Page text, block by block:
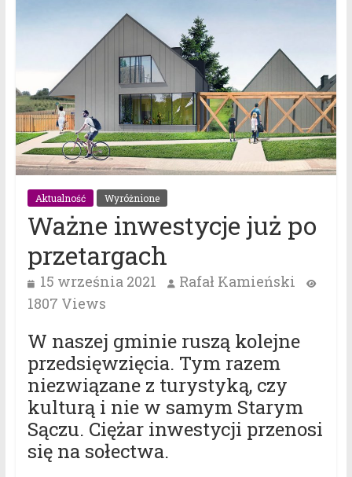
Aktualność Wyróżnione
Ważne inwestycje już po
przetargach
15 września 2021
Rafał Kamieński
1807 Views
W naszej gminie ruszą kolejne
przedsięwzięcia. Tym razem
niezwiązane z turystyką, czy
kulturą i nie w samym Starym
Sączu. Ciężar inwestycji przenosi
się na sołectwa.